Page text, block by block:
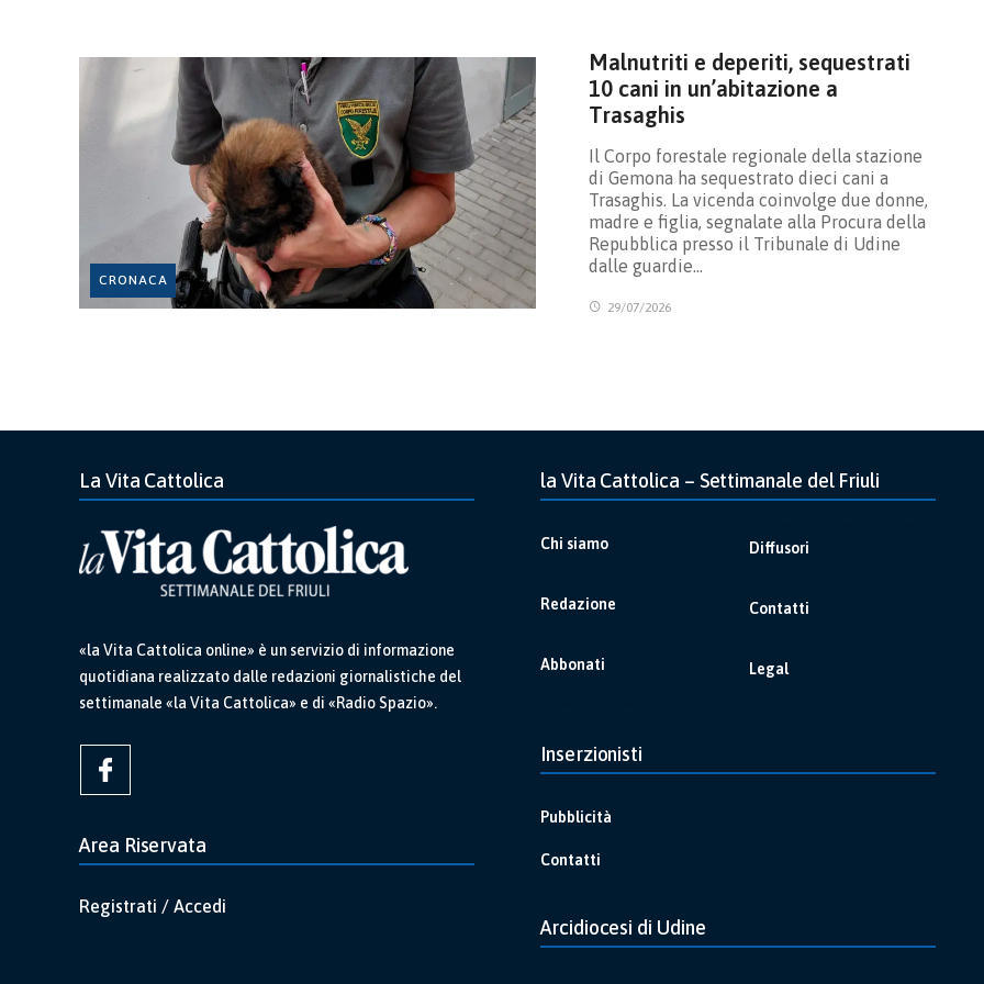
CRONACA
Malnutriti e deperiti, sequestrati
10 cani in un’abitazione a
Trasaghis
Il Corpo forestale regionale della stazione
di Gemona ha sequestrato dieci cani a
Trasaghis. La vicenda coinvolge due donne,
madre e figlia, segnalate alla Procura della
Repubblica presso il Tribunale di Udine
dalle guardie…
29/07/2026
La Vita Cattolica
«la Vita Cattolica online» è un servizio di informazione
quotidiana realizzato dalle redazioni giornalistiche del
settimanale «la Vita Cattolica» e di «Radio Spazio».
Area Riservata
Registrati / Accedi
la Vita Cattolica – Settimanale del Friuli
Chi siamo
Redazione
Abbonati
Diffusori
Contatti
Legal
Inserzionisti
Pubblicità
Contatti
Arcidiocesi di Udine